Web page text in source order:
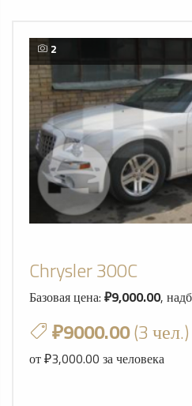
2
Chrysler 300C
Базовая цена: ₽9,000.00,
₽9000.00(3 чел.)
от ₽3,000.00 за человека